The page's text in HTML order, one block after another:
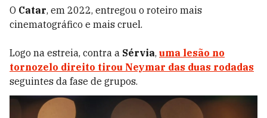
O Catar, em 2022, entregou o roteiro mais
cinematográfico e mais cruel.
Logo na estreia, contra a Sérvia, uma lesão no
tornozelo direito tirou Neymar das duas rodadas
seguintes da fase de grupos.